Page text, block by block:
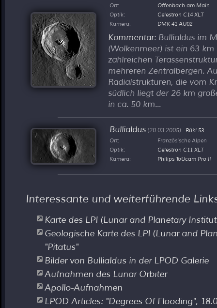
Ort:
Offenbach am Main
Optik:
Celestron C14 XLT
Kamera:
DMK 41 AU02
Kommentar: Bullialdus im
(Wolkenmeer) ist ein 63
zahlreichen
mehreren Zentralbergen.
Radialstrukturen, die vom
südlich liegt der 26 km
in ca. 50 km...
Bullialdus (20.03.2005)
Rükl 53
Ort:
Französische Alpen
Optik:
Celestron C11 XLT
Kamera:
Philips ToUcam Pro II
Interessante und weiterführende
Karte des LPI (Lunar and Planetary
Geologische Karte des LPI (Lunar and
"Pitatus"
Bilder von Bullialdus in der LPOD Galerie
Aufnahmen des Lunar Orbiter
Apollo-Aufnahmen
LPOD Articles: "Degrees Of Flooding",